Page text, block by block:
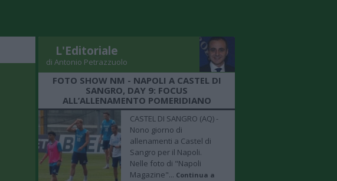
L'Editoriale
di Antonio Petrazzuolo
FOTO SHOW NM - NAPOLI A CASTEL DI
SANGRO, DAY 9: FOCUS
ALL’ALLENAMENTO POMERIDIANO
CASTEL DI SANGRO (AQ) -
Nono giorno di
allenamenti a Castel di
Sangro per il Napoli.
Nelle foto di "Napoli
Magazine"... Continua a